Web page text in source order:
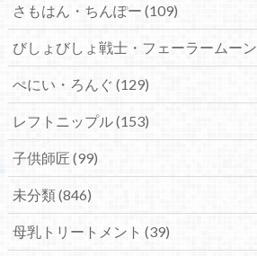
さもはん・ちんぽー (109)
びしょびしょ戦士・フェーラームーン
ぺにい・ろんぐ (129)
レフトニップル(153)
子供師匠 (99)
未分類(846)
母乳トリートメント (39)